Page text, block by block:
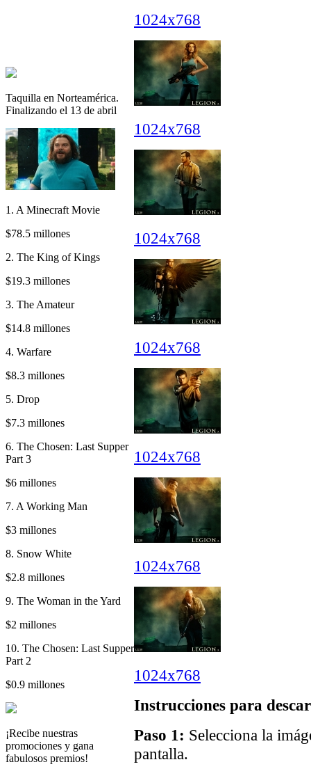
Taquilla en Norteamérica.
Finalizando el 13 de abril
1. A Minecraft Movie
$78.5 millones
2. The King of Kings
$19.3 millones
3. The Amateur
$14.8 millones
4. Warfare
$8.3 millones
5. Drop
$7.3 millones
6. The Chosen: Last Supper
Part 3
$6 millones
7. A Working Man
$3 millones
8. Snow White
$2.8 millones
9. The Woman in the Yard
$2 millones
10. The Chosen: Last Supper
Part 2
$0.9 millones
¡Recibe nuestras
promociones y gana
fabulosos premios!
1024x768
1024x768
1024x768
1024x768
1024x768
1024x768
1024x768
Instrucciones para
Paso 1: Selecciona la
pantalla.